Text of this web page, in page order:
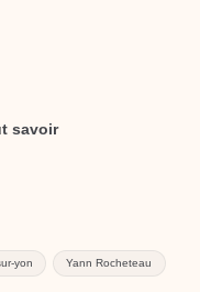
savoir
yon Yann Rocheteau